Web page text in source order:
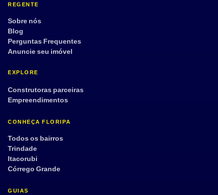
REGENTE
Sobre nós
Blog
Perguntas Frequentes
Anuncie seu imóvel
EXPLORE
Construtoras parceiras
Empreendimentos
CONHEÇA FLORIPA
Todos os bairros
Trindade
Itacorubi
Córrego Grande
GUIAS